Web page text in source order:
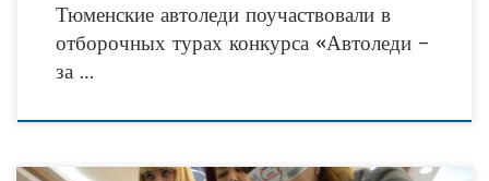
Тюменские автоледи поучаствовали в
отборочных турах конкурса «Автоледи –
за …